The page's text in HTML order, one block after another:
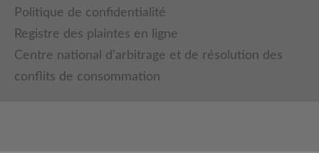
Politique de confidentialité
Registre des plaintes en ligne
Centre national d'arbitrage et de résolution des
conflits de consommation